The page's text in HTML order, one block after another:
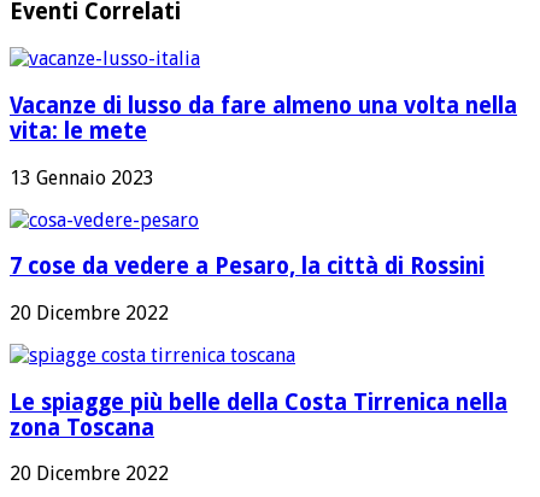
Eventi Correlati
Vacanze di lusso da fare almeno una volta nella
vita: le mete
13 Gennaio 2023
7 cose da vedere a Pesaro, la città di Rossini
20 Dicembre 2022
Le spiagge più belle della Costa Tirrenica nella
zona Toscana
20 Dicembre 2022